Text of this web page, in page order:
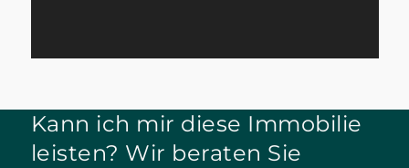
Kann ich mir diese Immobilie
leisten? Wir beraten Sie